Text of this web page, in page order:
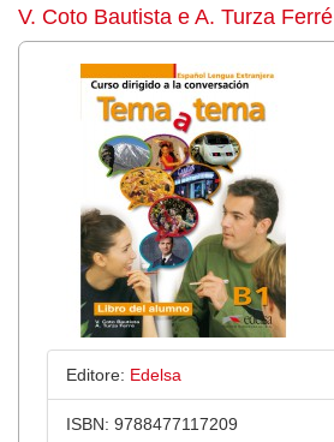
V. Coto Bautista e A. Turza Ferré
Editore: Edelsa
ISBN: 9788477117209